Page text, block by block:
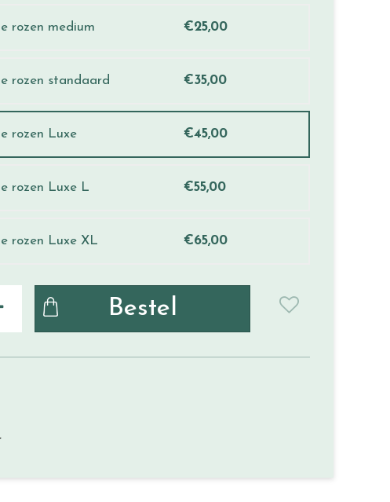
rozen medium €25,00
rozen standaard €35,00
rozen Luxe €45,00
rozen Luxe L €55,00
rozen Luxe XL €65,00